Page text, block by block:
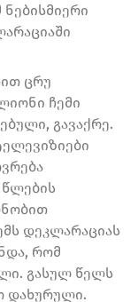
ნებისმიერი
ცრუ
ჩემი
გავაქრე.
წლების
დეკლარაციას
რომ
გასულ წელს
დახურული.